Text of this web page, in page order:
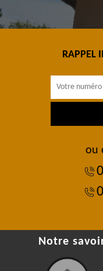
RAPPEL
ou
Notre